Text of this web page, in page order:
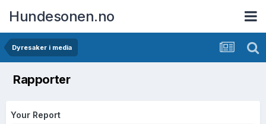
Hundesonen.no
Dyresaker i media
Rapporter
Your Report